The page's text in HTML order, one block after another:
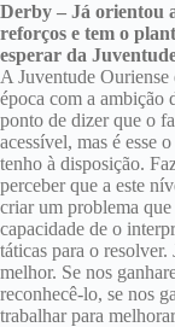
Derby – Já orientou
reforços e tem o
esperar da
A Juventude
época com a ambição
ponto de dizer que o
acessível, mas é esse
tenho à disposição.
perceber que a este
criar um problema
capacidade de o
táticas para o
melhor. Se nos
reconhecê-lo, se nos
trabalhar para